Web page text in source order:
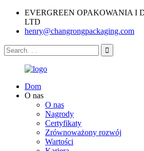
EVERGREEN OPAKOWANIA I
LTD
henry@changrongpackaging.com
Dom
O nas
O nas
Nagrody
Certyfikaty
Zrównoważony rozwój
Wartości